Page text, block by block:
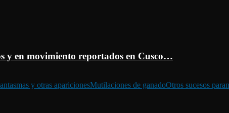
y en movimiento reportados en Cusco…
y otras aparicionesMutilaciones de ganadoOtros sucesos